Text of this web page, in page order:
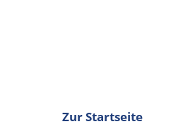
Zur Startseite